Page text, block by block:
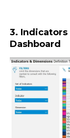
3.
Dashboard